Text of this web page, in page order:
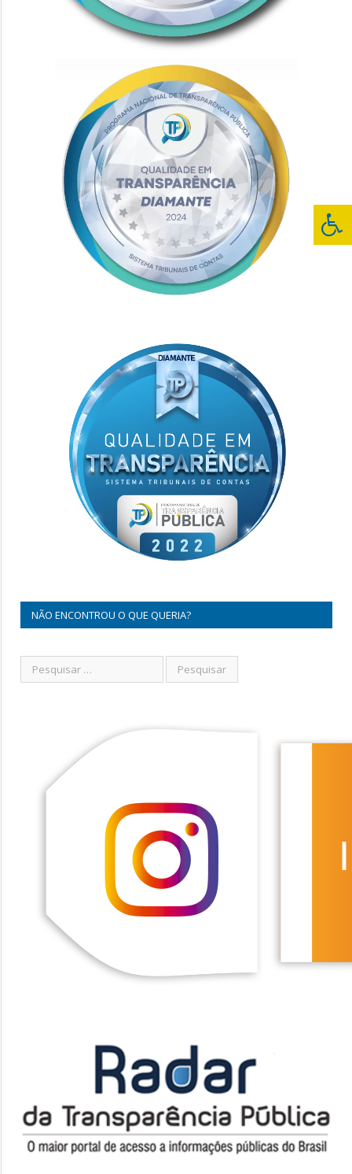
NÃO ENCONTROU O QUE QUERIA?